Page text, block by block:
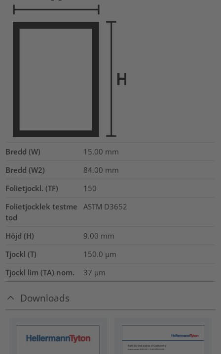
Bredd (W) 15.00 mm
Bredd (W2)
84.00 mm
Folietjockl. (TF)
150
Folietjocklek testme
tod
ASTM D3652
Höjd (H) 9.00 mm
Tjockl (T)
150.0 µm
Tjockl lim (TA) nom.
37 µm
Downloads